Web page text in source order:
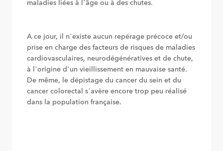
maladies liées à l’âge ou à des chutes.
A ce jour, il n’existe aucun repérage précoce et/ou
prise en charge des facteurs de risques de maladies
cardiovasculaires, neurodégénératives et de chute,
à l’origine d’un vieillissement en mauvaise santé.
De même, le dépistage du cancer du sein et du
cancer colorectal s’avère encore trop peu réalisé
dans la population française.